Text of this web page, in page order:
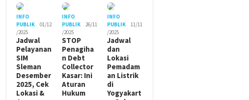
INFO
PUBLIK
01/12
/2025
Jadwal
Pelayanan
SIM
Sleman
Desember
2025, Cek
Lokasi &
INFO
PUBLIK
26/11
/2025
STOP
Penagiha
n Debt
Collector
Kasar: Ini
Aturan
Hukum
INFO
PUBLIK
11/11
/2025
Jadwal
dan
Lokasi
Pemadam
an Listrik
di
Yogyakart